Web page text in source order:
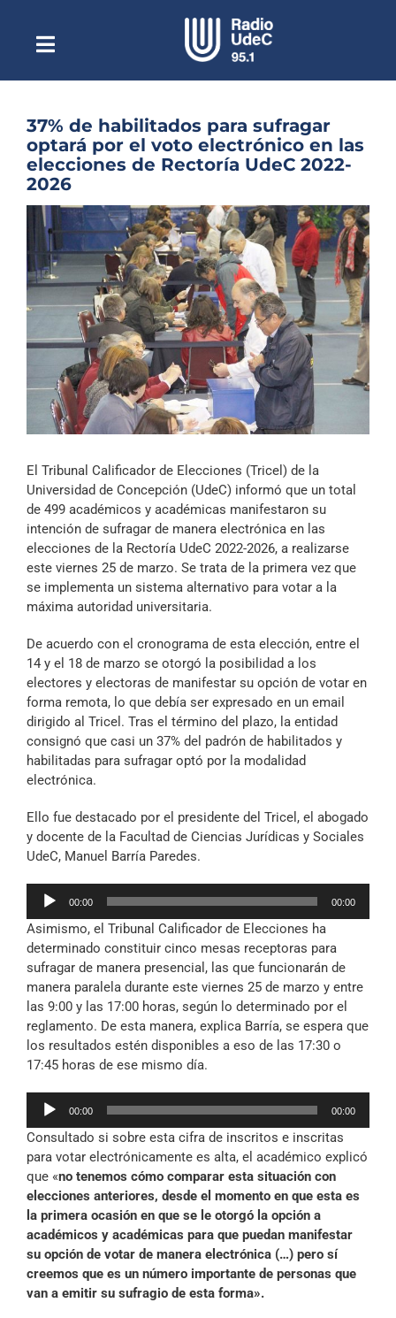
contenidoToggle
NavigationEscuchar Radio UdeC en vivo
Quiénes Somos
Programación
Noticias
Reportajes
Columnas
Música Clásica
Especiales
Archivo Sonoro
37% de habilitados para sufragar
optará por el voto electrónico en las
elecciones de Rectoría UdeC 2022-
2026
Ver
imagen
más
grande
El Tribunal Calificador de Elecciones (Tricel) de la
Universidad de Concepción (UdeC) informó que un total
de 499 académicos y académicas manifestaron su
intención de sufragar de manera electrónica en las
elecciones de la Rectoría UdeC 2022-2026, a realizarse
este viernes 25 de marzo. Se trata de la primera vez que
se implementa un sistema alternativo para votar a la
máxima autoridad universitaria.
De acuerdo con el cronograma de esta elección, entre el
14 y el 18 de marzo se otorgó la posibilidad a los
electores y electoras de manifestar su opción de votar en
forma remota, lo que debía ser expresado en un email
dirigido al Tricel. Tras el término del plazo, la entidad
consignó que casi un 37% del padrón de habilitados y
habilitadas para sufragar optó por la modalidad
electrónica.
Ello fue destacado por el presidente del Tricel, el abogado
y docente de la Facultad de Ciencias Jurídicas y Sociales
UdeC, Manuel Barría Paredes.
Reproductor
audio
00:00 00:00
Asimismo, el Tribunal Calificador de Elecciones ha
determinado constituir cinco mesas receptoras para
sufragar de manera presencial, las que funcionarán de
manera paralela durante este viernes 25 de marzo y entre
las 9:00 y las 17:00 horas, según lo determinado por el
reglamento. De esta manera, explica Barría, se espera que
los resultados estén disponibles a eso de las 17:30 o
17:45 horas de ese mismo día.
Reproductor
audio
00:00 00:00
Consultado si sobre esta cifra de inscritos e inscritas
para votar electrónicamente es alta, el académico explicó
que «no tenemos cómo comparar esta situación con
elecciones anteriores, desde el momento en que esta es
la primera ocasión en que se le otorgó la opción a
académicos y académicas para que puedan manifestar
su opción de votar de manera electrónica (…) pero sí
creemos que es un número importante de personas que
van a emitir su sufragio de esta forma».